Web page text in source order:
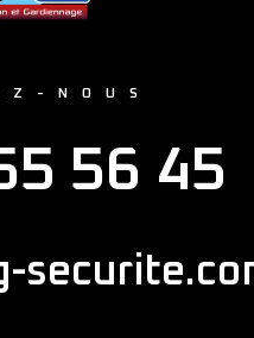
NOUS
56 45